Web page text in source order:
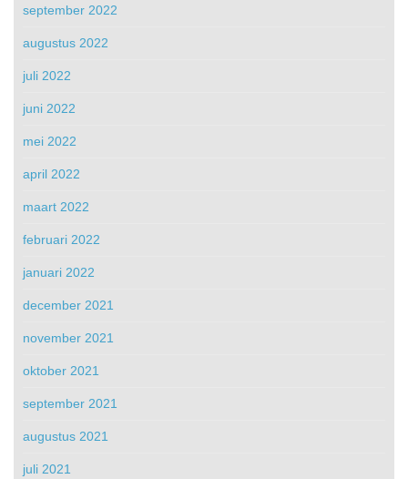
september 2022
augustus 2022
juli 2022
juni 2022
mei 2022
april 2022
maart 2022
februari 2022
januari 2022
december 2021
november 2021
oktober 2021
september 2021
augustus 2021
juli 2021